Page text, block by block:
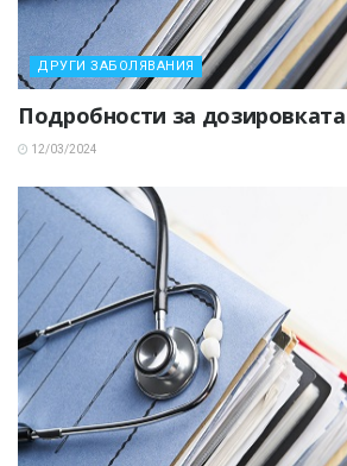
ДРУГИ ЗАБОЛЯВАНИЯ
Подробности за
12/03/2024